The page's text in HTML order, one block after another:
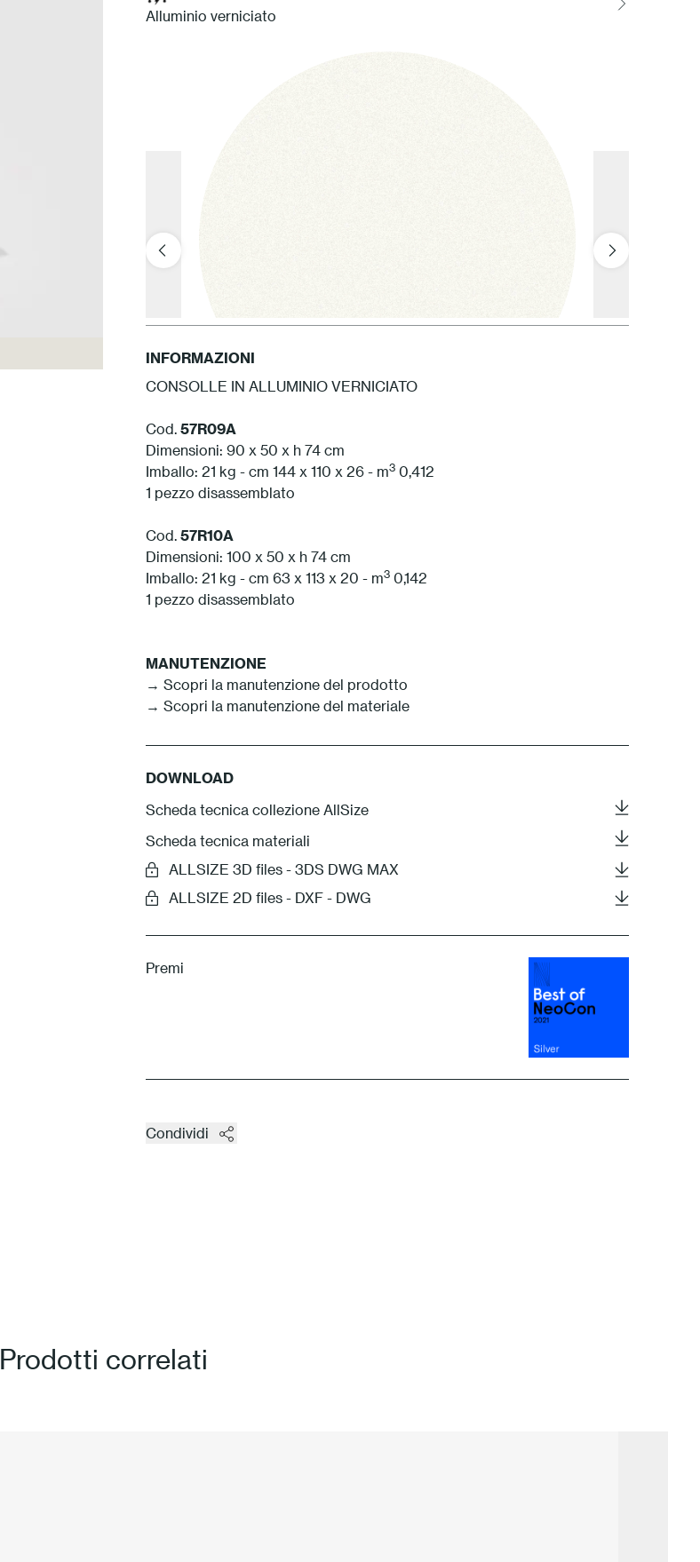
Alluminio verniciato
INFORMAZIONI
CONSOLLE IN ALLUMINIO VERNICIATO
Cod. 57R09A
Dimensioni: 90 x 50 x h 74 cm
Imballo: 21 kg - cm 144 x 110 x 26 - m3 0,412
1 pezzo disassemblato
Cod. 57R10A
Dimensioni: 100 x 50 x h 74 cm
Imballo: 21 kg - cm 63 x 113 x 20 - m3 0,142
1 pezzo disassemblato
MANUTENZIONE
→ Scopri la manutenzione del prodotto
→ Scopri la manutenzione del materiale
DOWNLOAD
Scheda tecnica collezione AllSize
Scheda tecnica materiali
ALLSIZE 3D files - 3DS DWG MAX
ALLSIZE 2D files - DXF - DWG
Premi
Condividi
Prodotti correlati